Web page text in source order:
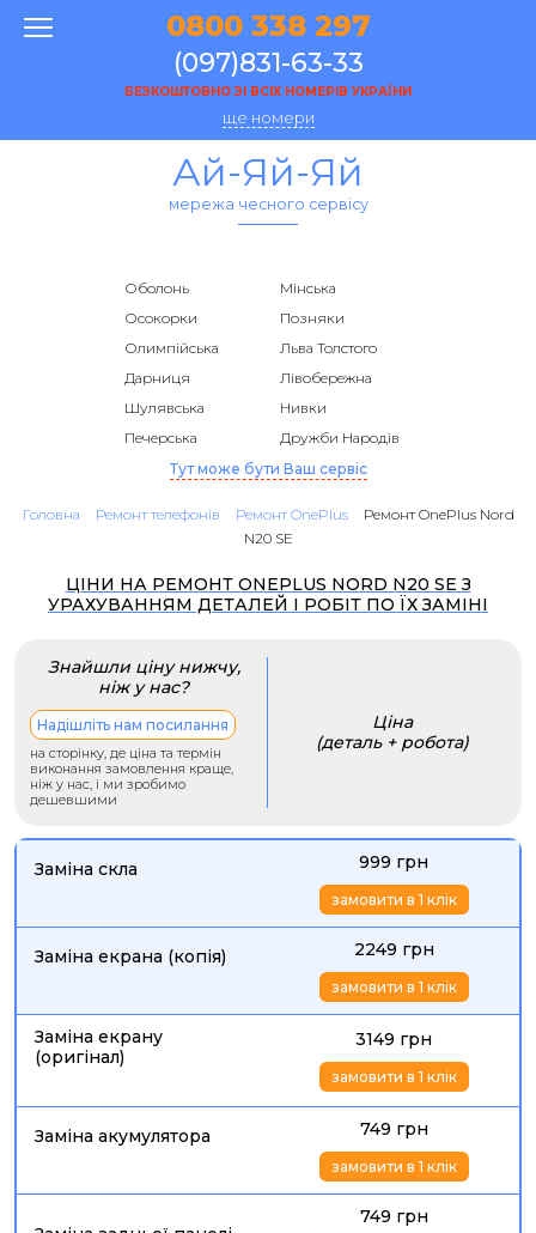
0800 338 297
(097)831-63-33
БЕЗКОШТОВНО ЗІ ВСІХ НОМЕРІВ УКРАЇНИ
ще номери
Ай-Яй-Яй
мережа чесного сервісу
Оболонь
Мінська
Осокорки
Позняки
Олимпійська
Льва Толстого
Дарниця
Лівобережна
Шулявська
Нивки
Печерська
Дружби Народів
Тут може бути Ваш сервіс
Головна Ремонт телефонів Ремонт OnePlus
Ремонт OnePlus Nord
N20 SE
ЦІНИ НА РЕМОНТ ONEPLUS NORD N20 SE З
УРАХУВАННЯМ ДЕТАЛЕЙ І РОБІТ ПО ЇХ ЗАМІНІ
Знайшли ціну нижчу,
ніж у нас?
Надішліть нам посилання
на сторінку, де ціна та термін
виконання замовлення краще,
ніж у нас, і ми зробимо
дешевшими
Ціна
(деталь + робота)
Заміна скла 999 грн
замовити в 1 клік
Заміна екрана (копія) 2249 грн
замовити в 1 клік
Заміна екрану
(оригінал)
3149 грн
замовити в 1 клік
Заміна акумулятора 749 грн
замовити в 1 клік
749 грн